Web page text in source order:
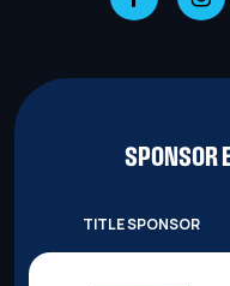
SPONSOR
TITLE SPONSOR